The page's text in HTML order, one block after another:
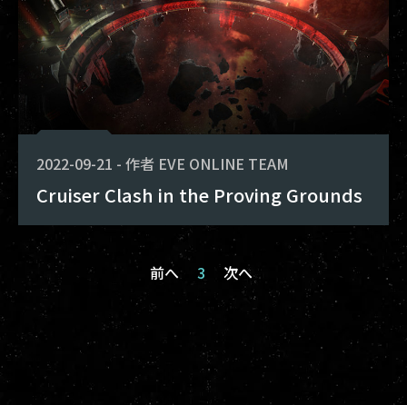
2022-09-21 - 作者 EVE ONLINE TEAM
Cruiser Clash in the Proving Grounds
前へ 3 次へ